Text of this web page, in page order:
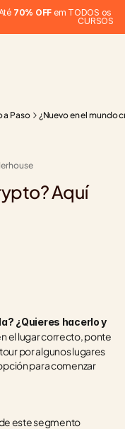
70% OFF em TODOS os
CURSOS
a Paso ¿Nuevo en el mundo
Aquí
¿Quieres hacerlo y
el lugar correcto, ponte
por algunos lugares
para comenzar
este segmento